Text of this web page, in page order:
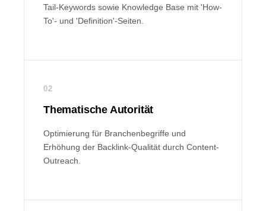
Tail-Keywords sowie Knowledge Base mit 'How-
To'- und 'Definition'-Seiten.
02
Thematische Autorität
Optimierung für Branchenbegriffe und
Erhöhung der Backlink-Qualität durch Content-
Outreach.